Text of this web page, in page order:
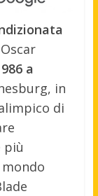
a
in
di
più